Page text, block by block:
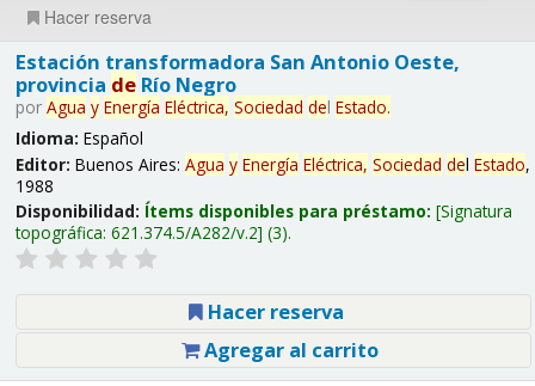
Hacer reserva
Estación transformadora San Antonio Oeste,
provincia deRío Negro
por Agua y Energía Eléctrica, Sociedad del Estado.
Idioma: Español
Editor: Buenos Aires: Agua y Energía Eléctrica, Sociedad del Estado,
1988
Disponibilidad: Ítems disponibles para préstamo: Signatura
topográfica: 621.374.5/A282/v.2 (3).
Hacer reserva
Agregar al carrito